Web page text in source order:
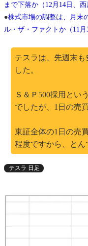
まで下落か（12月14日、
●株式市場の調整は、月末
ル・ザ・ファクトか（11
テスラは、先週末も
した。
Ｓ＆Ｐ500採用とい
でしたが、1日の売
東証全体の1日の売
程度ですから、とん
テスラ 日足